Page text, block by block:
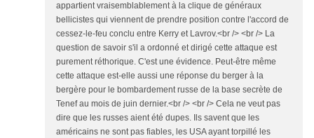
appartient vraisemblablement à la clique de généraux
bellicistes qui viennent de prendre position contre l'accord de
cessez-le-feu conclu entre Kerry et Lavrov.<br /> <br /> La
question de savoir s'il a ordonné et dirigé cette attaque est
purement réthorique. C'est une évidence. Peut-être même
cette attaque est-elle aussi une réponse du berger à la
bergère pour le bombardement russe de la base secrète de
Tenef au mois de juin dernier.<br /> <br /> Cela ne veut pas
dire que les russes aient été dupes. Ils savent que les
américains ne sont pas fiables, les USA ayant torpillé les